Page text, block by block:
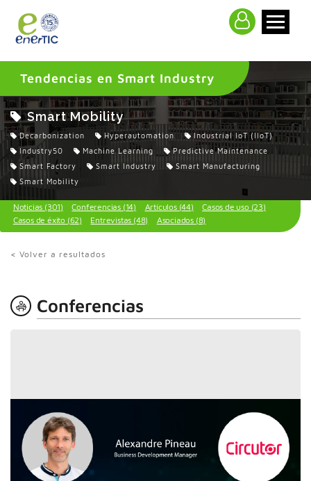
Tendencias en Smart Industry
Smart Mobility
Decarbonization Hyperautomation
Industrial IoT (IIoT)
Industry50
Machine Learning
Predictive Maintenance
Smart Factory
Smart Industry
Smart Manufacturing
Smart Mobility
Noticias (301) Conferencias (14) Artículos (44)
Casos de uso (23)
Casos de éxito (62)
Entrevistas (48) Asociados (8)
< Volver a resultados
Conferencias